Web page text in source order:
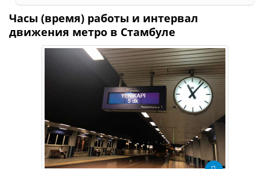
Часы (время) работы и интервал
движения метро в Стамбуле